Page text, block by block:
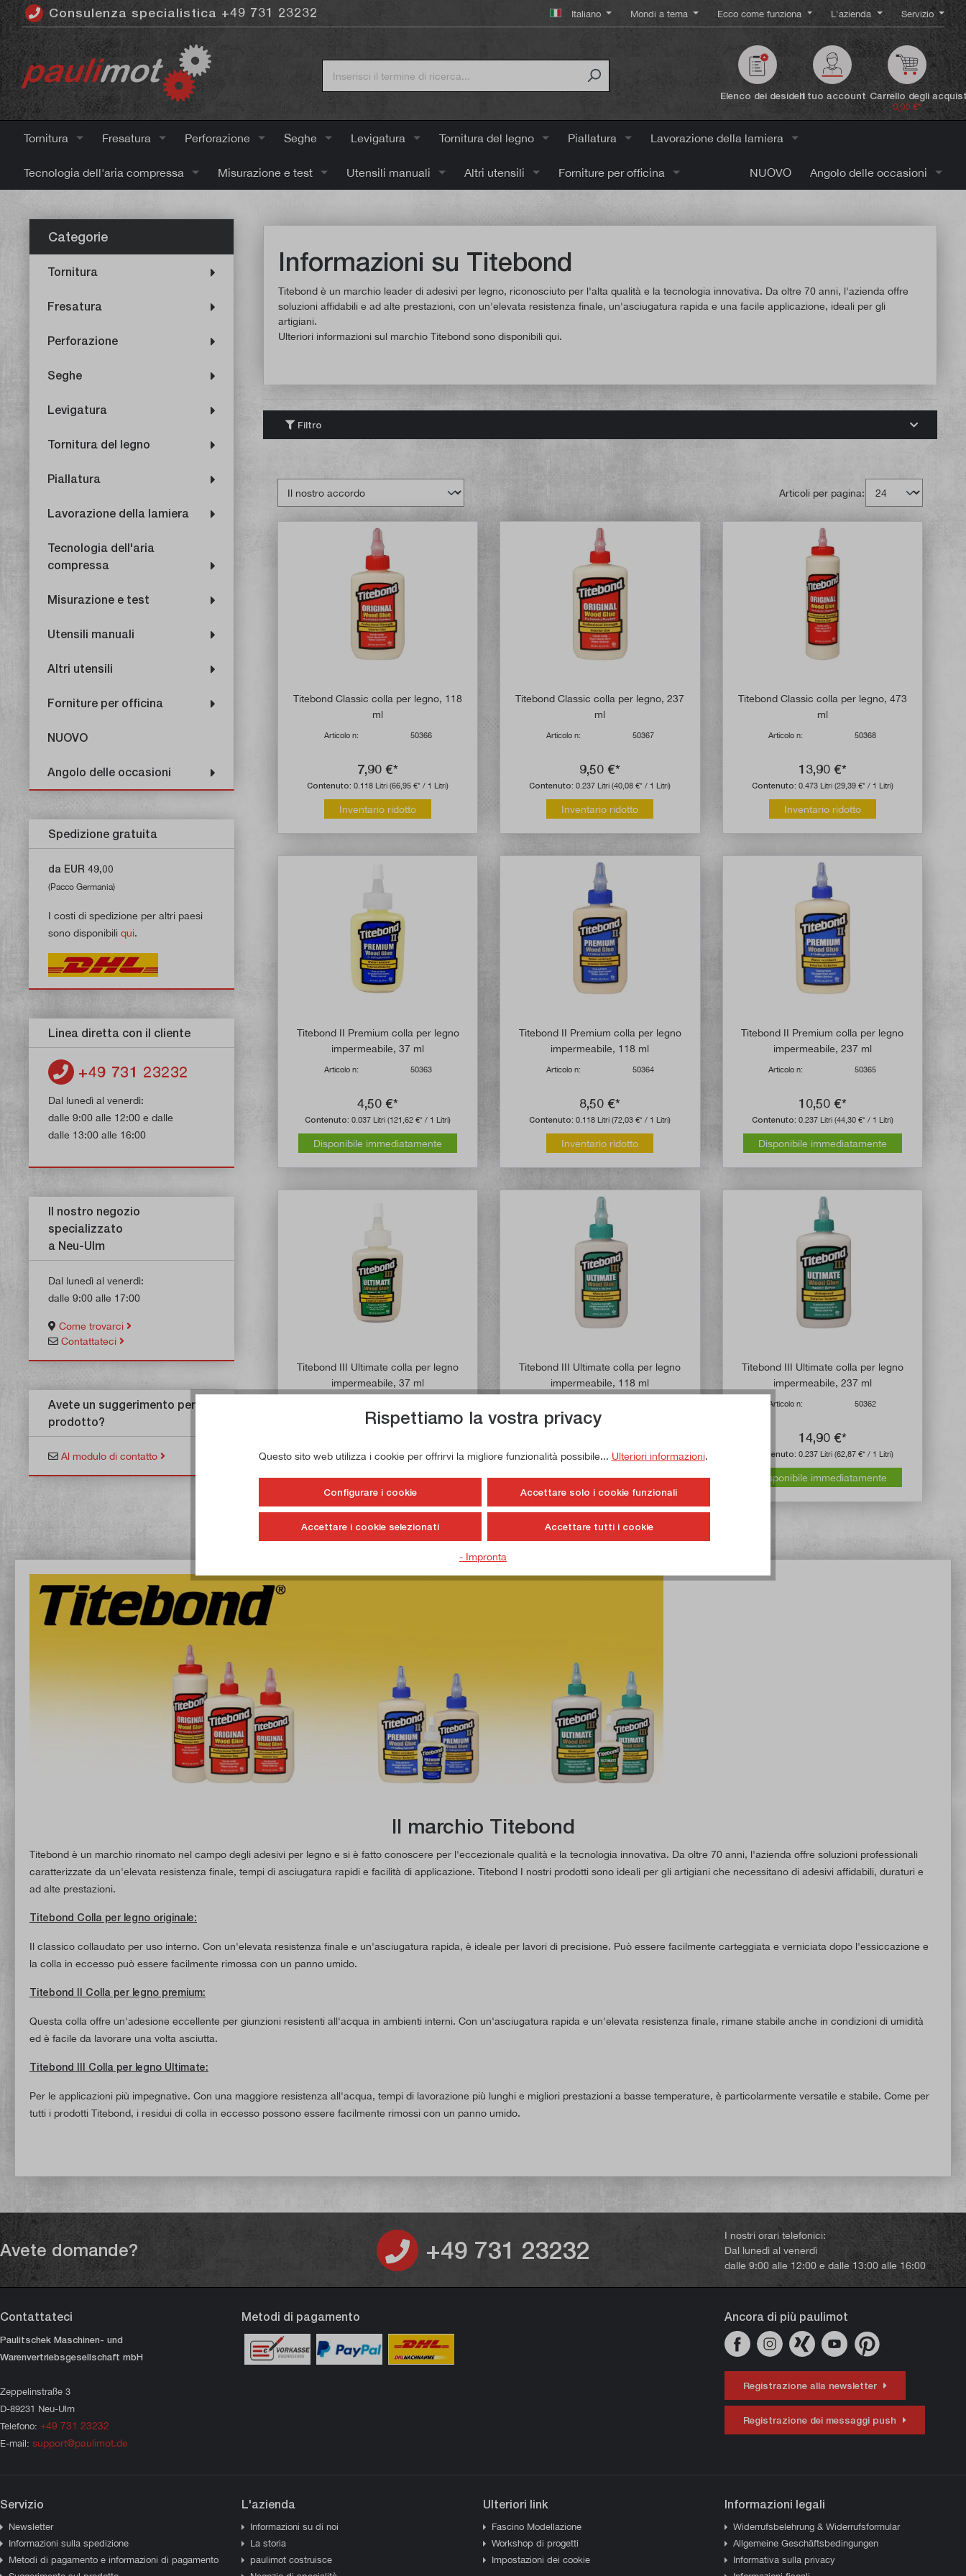
principale
Consulenza specialistica +49 731 23232 Italiano Mondi a tema Ecco come funziona L'azienda Servizio
Elenco dei desideriIl tuo account Carrello degli
0,00 €*
Tornitura Fresatura Perforazione Seghe Levigatura Tornitura del legno Piallatura Lavorazione della lamiera
Tecnologia dell'aria compressa Misurazione e test Utensili manuali Altri utensili Forniture per officina NUOVO Angolo delle occasioni
Categorie
Tornitura
Fresatura
Perforazione
Seghe
Levigatura
Tornitura del legno
Piallatura
Lavorazione della lamiera
Tecnologia dell'aria
compressa
Misurazione e test
Utensili manuali
Altri utensili
Forniture per officina
NUOVO
Angolo delle occasioni
Spedizione gratuita
da EUR 49,00
(Pacco Germania)
I costi di spedizione per altri paesi
sono disponibili qui.
Linea diretta con il cliente
+49 731 23232
Dal lunedì al venerdì:
dalle 9:00 alle 12:00 e dalle
dalle 13:00 alle 16:00
Il nostro negozio
specializzato
a Neu-Ulm
Dal lunedì al venerdì:
dalle 9:00 alle 17:00
Come trovarci
Contattateci
Avete un suggerimento per un
prodotto?
Al modulo di contatto
Informazioni su Titebond
Titebond è un marchio leader di adesivi per legno, riconosciuto per l'alta qualità e la tecnologia innovativa. Da oltre 70 anni, l'azienda offre
soluzioni affidabili e ad alte prestazioni, con un'elevata resistenza finale, un'asciugatura rapida e una facile applicazione, ideali per gli
artigiani.
Ulteriori informazioni sul marchio Titebond sono disponibili qui.
Filtro
Articoli per pagina:
Titebond Classic colla per legno, 118
ml
Articolo n: 50366
7,90 €*
Contenuto:0.118 Litri(66,95 €* / 1 Litri)
Inventario ridotto
Titebond Classic colla per legno, 237
ml
Articolo n: 50367
9,50 €*
Contenuto:0.237 Litri(40,08 €* / 1 Litri)
Inventario ridotto
Titebond Classic colla per legno, 473
ml
Articolo n: 50368
13,90 €*
Contenuto: 0.473 Litri (29,39 €* / 1 Litri)
Inventario ridotto
Titebond II Premium colla per legno
impermeabile, 37 ml
Articolo n: 50363
4,50 €*
Contenuto:0.037 Litri(121,62 €* / 1 Litri)
Disponibile immediatamente
Titebond II Premium colla per legno
impermeabile, 118 ml
Articolo n: 50364
8,50 €*
Contenuto:0.118 Litri(72,03 €* / 1 Litri)
Inventario ridotto
Titebond II Premium colla per legno
impermeabile, 237 ml
Articolo n: 50365
10,50 €*
Contenuto: 0.237 Litri (44,30 €* / 1 Litri)
Disponibile immediatamente
Titebond III Ultimate colla per legno
impermeabile, 37 ml
Contenuto:0.037 Litri(159,46 €* / 1 Litri)
Disponibile immediatamente
Titebond III Ultimate colla per legno
impermeabile, 118 ml
Contenuto:0.118 Litri (75,42 €* / 1 Litri)
Disponibile immediatamente
Titebond III Ultimate colla per legno
impermeabile, 237 ml
Articolo n: 50362
14,90 €*
Contenuto: 0.237 Litri (62,87 €* / 1 Litri)
Disponibile immediatamente
Il marchio Titebond
Titebond è un marchio rinomato nel campo degli adesivi per legno e si è fatto conoscere per l'eccezionale qualità e la tecnologia innovativa. Da oltre 70 anni, l'azienda offre soluzioni professionali
caratterizzate da un'elevata resistenza finale, tempi di asciugatura rapidi e facilità di applicazione. Titebond I nostri prodotti sono ideali per gli artigiani che necessitano di adesivi affidabili, duraturi e
ad alte prestazioni.
Titebond Colla per legno originale:
Il classico collaudato per uso interno. Con un'elevata resistenza finale e un'asciugatura rapida, è ideale per lavori di precisione. Può essere facilmente carteggiata e verniciata dopo l'essiccazione e
la colla in eccesso può essere facilmente rimossa con un panno umido.
Titebond II Colla per legno premium:
Questa colla offre un'adesione eccellente per giunzioni resistenti all'acqua in ambienti interni. Con un'asciugatura rapida e un'elevata resistenza finale, rimane stabile anche in condizioni di umidità
ed è facile da lavorare una volta asciutta.
Titebond III Colla per legno Ultimate:
Per le applicazioni più impegnative. Con una maggiore resistenza all'acqua, tempi di lavorazione più lunghi e migliori prestazioni a basse temperature, è particolarmente versatile e stabile. Come per
tutti i prodotti Titebond, i residui di colla in eccesso possono essere facilmente rimossi con un panno umido.
Avete domande? +49 731 23232
I nostri orari telefonici:
Dal lunedì al venerdì
dalle 9:00 alle 12:00 e dalle 13:00 alle 16:00
Contattateci
Paulitschek Maschinen- und
Warenvertriebsgesellschaft mbH
Zeppelinstraße 3
D-89231 Neu-Ulm
Telefono: +49 731 23232
E-mail: support@paulimot.de
Metodi di pagamento Ancora di più paulimot
Registrazione alla newsletter
Registrazione dei messaggi push
Servizio
Newsletter
Informazioni sulla spedizione
Metodi di pagamento e informazioni di pagamento
L'azienda
Informazioni su di noi
La storia
paulimot costruisce
Ulteriori link
Fascino Modellazione
Workshop di progetti
Impostazioni dei cookie
Informazioni legali
Widerrufsbelehrung & Widerrufsformular
Allgemeine Geschäftsbedingungen
Informativa sulla privacy
Rispettiamo la vostra privacy
Questo sito web utilizza i cookie per offrirvi la migliore funzionalità possibile... Ulteriori informazioni.
Configurare i cookie Accettare solo i cookie funzionali
Accettare i cookie selezionati Accettare tutti i cookie
- Impronta